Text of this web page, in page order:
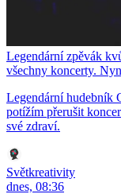
Legendární zpěvák
všechny koncerty.
Legendární hudebník
potížím přerušit
své zdraví.
Světkreativity
dnes, 08:36